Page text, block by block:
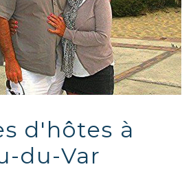
d'hôtes à
du-Var